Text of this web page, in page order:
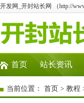
开发网_开封站长网 （http://
首页 站长资讯
当前位置： 首页 > 教程